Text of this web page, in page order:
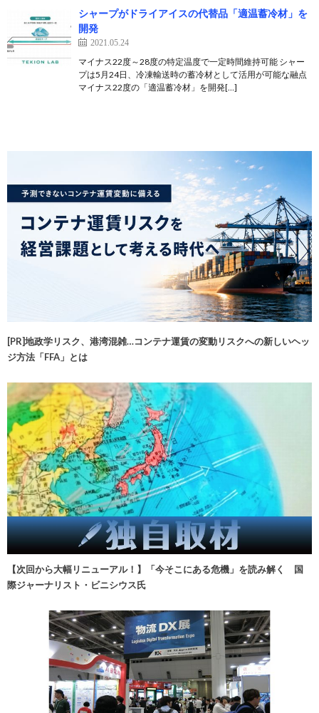
シャープがドライアイスの代替品「適温蓄冷材」を
開発
2021.05.24
マイナス22度～28度の特定温度で一定時間維持可能 シャー
プは5月24日、冷凍輸送時の蓄冷材として活用が可能な融点
マイナス22度の「適温蓄冷材」を開発[…]
[PR]地政学リスク、港湾混雑…コンテナ運賃の変動リスクへの新しいヘッ
ジ方法「FFA」とは
【次回から大幅リニューアル！】「今そこにある危機」を読み解く 国
際ジャーナリスト・ビニシウス氏